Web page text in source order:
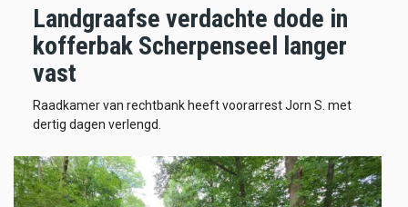
Landgraafse verdachte dode in
kofferbak Scherpenseel langer
vast
Raadkamer van rechtbank heeft voorarrest Jorn S. met
dertig dagen verlengd.